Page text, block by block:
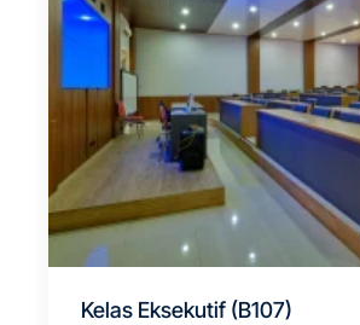
Kelas Eksekutif (B107)